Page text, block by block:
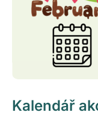
Kalendář